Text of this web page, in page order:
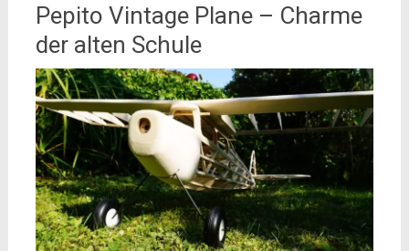
Pepito Vintage Plane – Charme
der alten Schule